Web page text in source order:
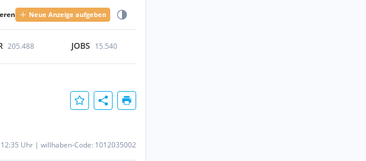
Neue Anzeige aufgeben
205.488 JOBS 15.540
Uhr | willhaben-Code: 1012035002